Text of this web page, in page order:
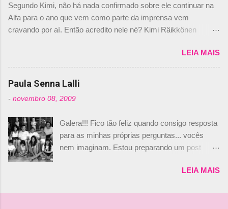
não será o companheiro de Bruno Senna em
2010. "Na verdade, nós recebemos uma oferta
de Piquet", admitiu Audetto. “Mas depois de ter
dois brasileiros”, explicou, dizendo ainda que
não tem nada contra o filho do tricampeão
Nelson Piquet. “Ele é um bom piloto, rápido e
experiente.” Audetto disse ainda que a suposta
não corresponde à realidade. “O suposto 15%
de investimento seria menor do que aquilo que
outros pilotos podem trazer: italianos, r...
Segundo Kimi, não há nada confirmado sobre ele continuar na
Alfa para o ano que vem como parte da imprensa vem
cravando por aí. Então acredito nele né? Kimi Räikkönen
truth but I’ve never had an option in my contract so that’s
should, pretty much, tell you that it’s not true." #Kimi7 #EifelGP
#AlfaRomeoRacing pic.twitter.com/77EDVn39Ia — Kimi
Romain falando sobre o fato do Iceman estar há tantos anos na
@RGrosjean ! #EifelGP 🇩🇪 #F1
pic.twitter.com/GSAu1LWnwW — Formula 1 (@F1) October 8,
2020 Beijinhos, Ludy
LEIA MAIS
Paula Senna Lalli
- novembro 08, 2009
Galera!!! Fico tão feliz quando consigo resposta
para as minhas próprias perguntas... vocês
nem imaginam. Estou preparando um post
nunca falei sobre ela, aqui no Octeto. No meio
LEIA MAIS